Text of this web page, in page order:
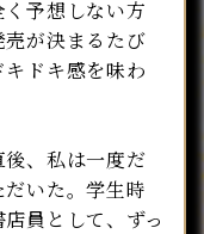
予想しない方
が決まるたび
ドキ感を味わ
、私は一度だ
いた。学生時
員として、ずっ